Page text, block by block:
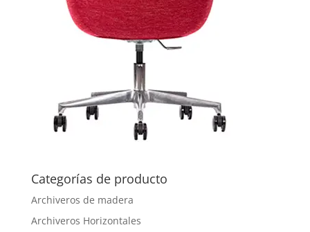
Categorías de producto
Archiveros de madera
Archiveros Horizontales